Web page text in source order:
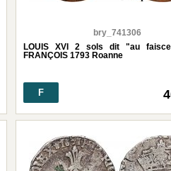
bry_741306
LOUIS XVI 2 sols dit "au
FRANÇOIS 1793 Roanne
F